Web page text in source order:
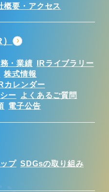
概要・アクセス
・業績 IRライブラリー
株式情報
カレンダー
ー
よくあるご質問
電子公告
プ SDGsの取り組み